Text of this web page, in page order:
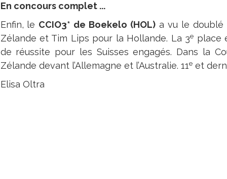
En concours complet ...
Enfin, le CCIO3* de Boekelo (HOL) a vu le doublé
Zélande et Tim Lips pour la Hollande. La 3e place
de réussite pour les Suisses engagés. Dans la
Zélande devant l’Allemagne et l’Australie. 11eet
Elisa Oltra